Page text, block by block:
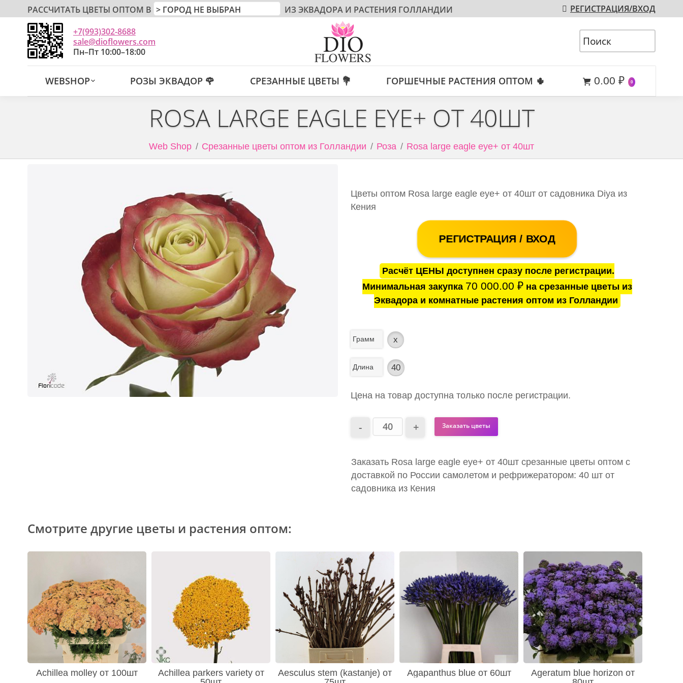
РАССЧИТАТЬ ЦВЕТЫ ОПТОМ В ИЗ ЭКВАДОРА И РАСТЕНИЯ ГОЛЛАНДИИ РЕГИСТРАЦИЯ/ВХОД
+7(993)302-8688
sale@dioflowers.com
Пн–Пт 10:00–18:00
WEBSHOP РОЗЫ ЭКВАДОР 🌹 СРЕЗАННЫЕ ЦВЕТЫ 💐 ГОРШЕЧНЫЕ РАСТЕНИЯ ОПТОМ 🌵 0.00 ₽ 0
ROSA LARGE EAGLE EYE+ ОТ 40ШТ
Web Shop Срезанные цветы оптом из Голландии Роза Rosa large eagle eye+ от 40шт
Цветы оптом Rosa large eagle eye+ от 40шт от садовника Diya из
Кения
РЕГИСТРАЦИЯ / ВХОД
Расчёт ЦЕНЫ доступнен сразу после регистрации.
Минимальная закупка 70 000.00 ₽на срезанные цветы из
Эквадора и комнатные растения оптом из Голландии
Грамм x
Длина 40
Цена на товар доступна только после регистрации.
Заказать цветы
Заказать Rosa large eagle eye+ от 40шт срезанные цветы оптом с
доставкой по России самолетом и рефрижератором: 40 шт от
садовника из Кения
Смотрите другие цветы и растения оптом:
Achillea molley от 100шт
Achillea parkers variety от
Aesculus stem (kastanje) от
Agapanthus blue от 60шт
Ageratum blue horizon от